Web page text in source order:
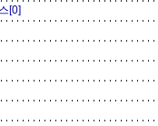
[0]